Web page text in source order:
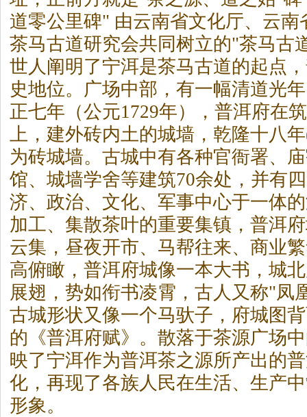
道零公里碑" 由云南省文化厅、云南
茶马古道研究会共同树立的"茶马古
世人阐明了宁洱是茶马古道的起点
史地位。广场中部，有一幅清道光
正七年（公元1729年），普洱府在
上，建外砖内土的城墙，乾隆十八
为砖城墙。古城中有各种官衙署、
馆、城墙学舍等建筑70余处，并有
济、政治、文化、军事中心于一体
加工、集散茶叶的重要集镇，普洱
云集，昼夜开市、马帮往来、商业
高俯瞰，普洱府城像一本大书，城
展翅，势如衔书凌霄，古人又称"凤
古城形状又像一个马驮子，府城图
的《普洱府赋》。散落于茶源广场
映了宁洱作为普洱茶之源所产出的
化，再现了各族人民在生活、生产
形象。